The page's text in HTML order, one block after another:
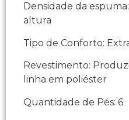
Densidade da
altura
Tipo de Conforto:
Revestimento:
linha em poliéster
Quantidade de Pés: 6